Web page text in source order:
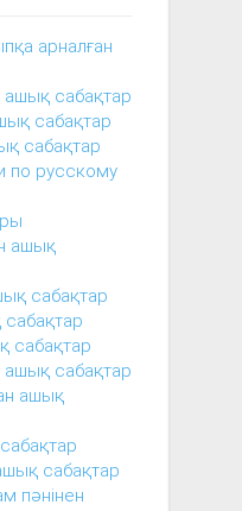
арналған
сабақтар
сабақтар
сабақтар
по русскому
ашық
сабақтар
сабақтар
сабақтар
ашық
сабақтар
пәнінен